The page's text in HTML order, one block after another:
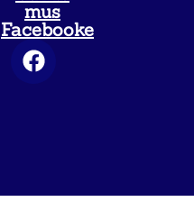
mus
Facebooke